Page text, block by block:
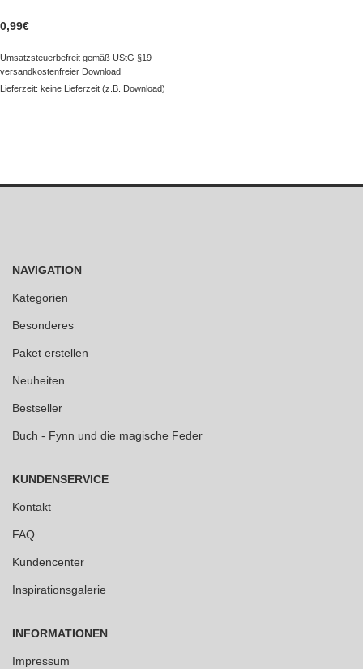
0,99€
Umsatzsteuerbefreit gemäß UStG §19
versandkostenfreier Download
Lieferzeit: keine Lieferzeit (z.B. Download)
NAVIGATION
Kategorien
Besonderes
Paket erstellen
Neuheiten
Bestseller
Buch - Fynn und die magische Feder
KUNDENSERVICE
Kontakt
FAQ
Kundencenter
Inspirationsgalerie
INFORMATIONEN
Impressum